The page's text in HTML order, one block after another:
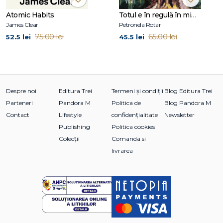
Introducere pentru părinţi și educatori
Capitolul unu
Hai să explorăm!
Explorarea gândurilor și a sentimentelor
Capitolul trei
Nu e nicio catastrofă
Ferește te de alb sau negru!
Capitolul șase
Explorarea eșecului
Atomic Habits
James Clear
52.5 lei 75.00 lei
Totul e în regulă în mine și în lume
Petronela Rotar
45.5 lei 65.00 lei
Despre noi
Parteneri
Contact
Editura Trei
Pandora M
Lifestyle
Publishing
Colecții
Termeni și condiții
Politica de
confidențialitate
Politica cookies
Comanda si
livrarea
Blog Editura Trei
Blog Pandora M
Newsletter